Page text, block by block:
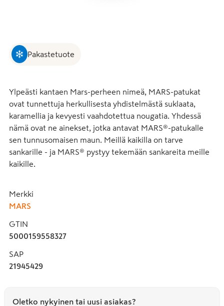
Pakastetuote
Ylpeästi kantaen Mars-perheen nimeä, MARS-patukat
ovat tunnettuja herkullisesta yhdistelmästä suklaata,
karamellia ja kevyesti vaahdotettua nougatia. Yhdessä
nämä ovat ne ainekset, jotka antavat MARS®-patukalle
sen tunnusomaisen maun. Meillä kaikilla on tarve
sankarille - ja MARS® pystyy tekemään sankareita meille
kaikille.
Merkki
MARS
GTIN
5000159558327
SAP
21945429
Oletko nykyinen tai uusi asiakas?